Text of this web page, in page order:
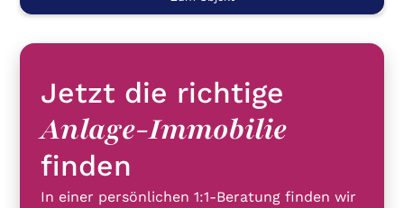
Jetzt die richtige
Anlage-Immobilie
finden
In einer persönlichen 1:1-Beratung finden wir